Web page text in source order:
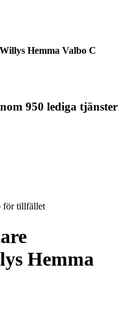
Hemma Valbo C
950 lediga tjänster
för tillfället
Hemma